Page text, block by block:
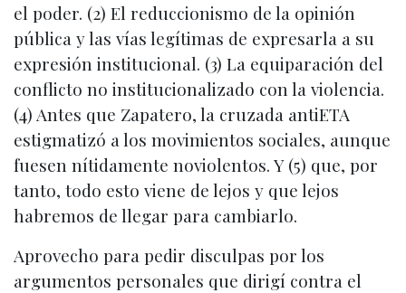
el poder. (2) El reduccionismo de la opinión
pública y las vías legítimas de expresarla a su
expresión institucional. (3) La equiparación del
conflicto no institucionalizado con la violencia.
(4) Antes que Zapatero, la cruzada antiETA
estigmatizó a los movimientos sociales, aunque
fuesen nítidamente noviolentos. Y (5) que, por
tanto, todo esto viene de lejos y que lejos
habremos de llegar para cambiarlo.
Aprovecho para pedir disculpas por los
argumentos personales que dirigí contra el